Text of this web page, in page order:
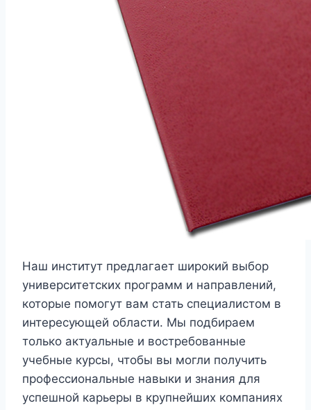
Наш институт предлагает широкий выбор
университетских программ и направлений,
которые помогут вам стать специалистом в
интересующей области. Мы подбираем
только актуальные и востребованные
учебные курсы, чтобы вы могли получить
профессиональные навыки и знания для
успешной карьеры в крупнейших компаниях